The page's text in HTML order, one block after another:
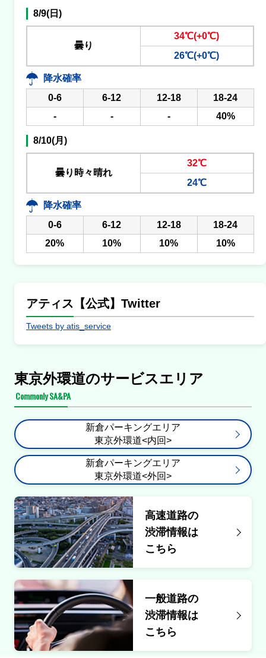
8/9(日)
曇り
34℃(+0℃)
26℃(+0℃)
降水確率
0-6
6-12 12-18
18-24
-
- - 40%
8/10(月)
曇り時々晴れ
32℃
24℃
降水確率
0-6
6-12 12-18
18-24
20%
10% 10% 10%
アティス【公式】Twitter
Tweets by atis_service
東京外環道のサービスエリア
Commonly SA&PA
新倉パーキングエリア
東京外環道<内回>
新倉パーキングエリア
東京外環道<外回>
高速道路の
渋滞情報は
こちら
一般道路の
渋滞情報は
こちら